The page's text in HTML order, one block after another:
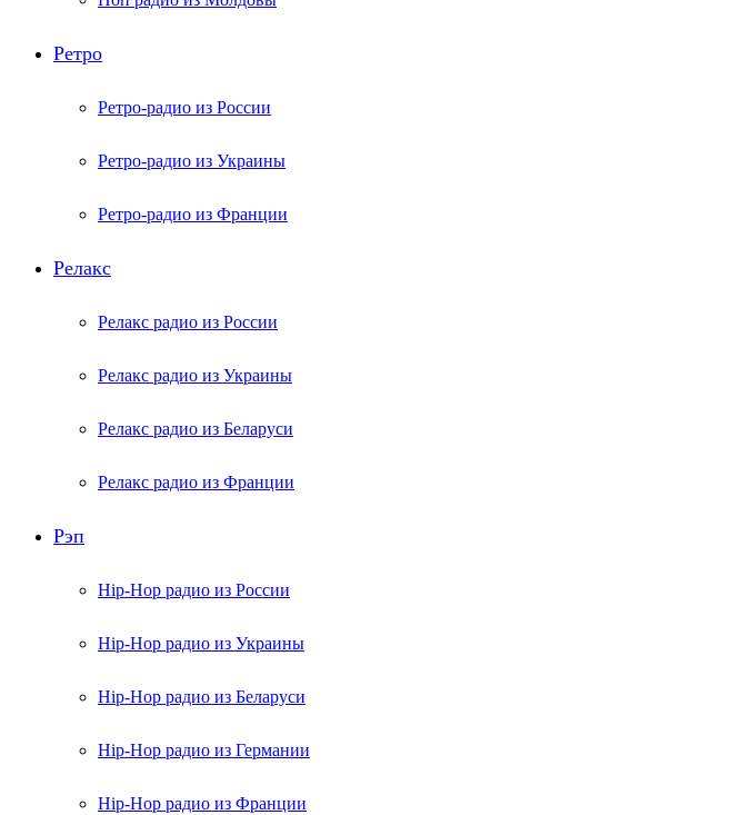
Ретро
Ретро-радио из России
Ретро-радио из Украины
Ретро-радио из Франции
Релакс
Релакс радио из России
Релакс радио из Украины
Релакс радио из Беларуси
Релакс радио из Франции
Рэп
Hip-Hop радио из России
Hip-Hop радио из Украины
Hip-Hop радио из Беларуси
Hip-Hop радио из Германии
Hip-Hop радио из Франции